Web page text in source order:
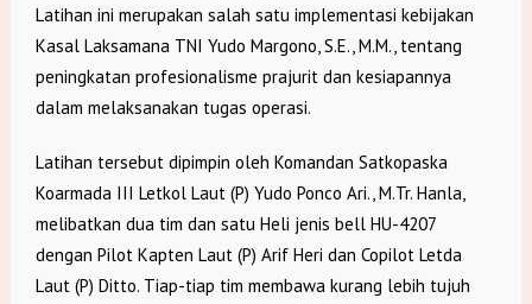
Latihan ini merupakan salah satu implementasi kebijakan
Kasal Laksamana TNI Yudo Margono, S.E., M.M., tentang
peningkatan profesionalisme prajurit dan kesiapannya
dalam melaksanakan tugas operasi.
Latihan tersebut dipimpin oleh Komandan Satkopaska
Koarmada III Letkol Laut (P) Yudo Ponco Ari., M.Tr. Hanla,
melibatkan dua tim dan satu Heli jenis bell HU-4207
dengan Pilot Kapten Laut (P) Arif Heri dan Copilot Letda
Laut (P) Ditto. Tiap-tiap tim membawa kurang lebih tujuh